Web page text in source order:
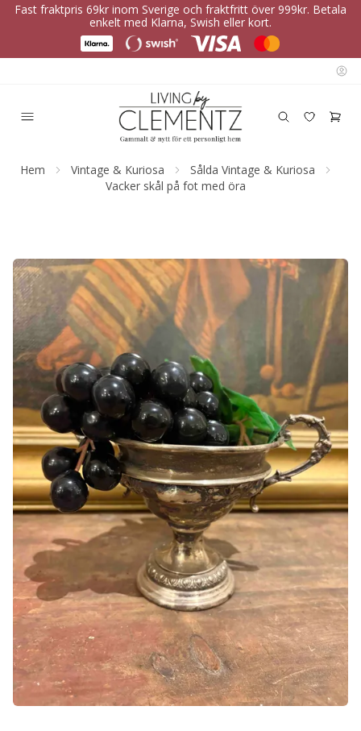
Fast fraktpris 69kr inom Sverige och fraktfritt över 999kr. Betala
enkelt med Klarna, Swish eller kort.
Hem Vintage & Kuriosa
Sålda Vintage & Kuriosa
Vacker skål på fot med öra